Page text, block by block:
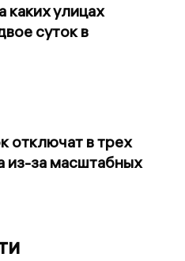
каких улицах
суток в
отключат в трех
из-за масштабных